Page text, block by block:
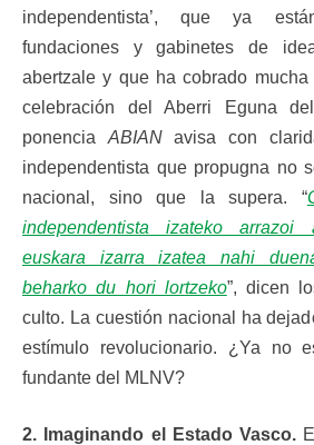
independentista’, que ya
fundaciones y gabinetes de
abertzale y que ha cobrado
celebración del Aberri Eguna
ponencia ABIANavisa con
independentista que propugna no
nacional, sino que la supera. “
independentista izateko
euskara izarra izatea nahi
beharko du hori lortzeko”, dicen
culto. La cuestión nacional ha
estímulo revolucionario. ¿Ya no
fundante del MLNV?
2. Imaginando el Estado Vasco.